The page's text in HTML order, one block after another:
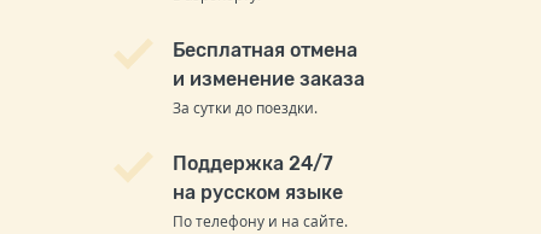
Бесплатная отмена
и изменение заказа
За сутки до поездки.
Поддержка 24/7
на русском языке
По телефону и на сайте.